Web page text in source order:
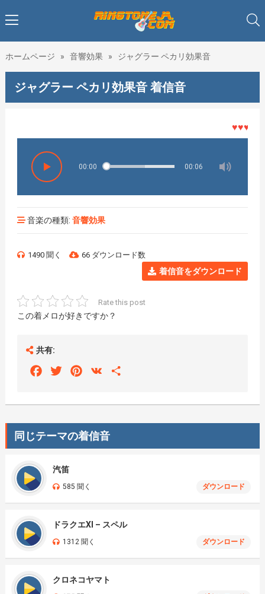
ホームページ » 音響効果 » ジャグラー ペカリ効果音
ジャグラー ペカリ効果音 着信音
♥♥♥着メ
00:00 00:06
音楽の種類: 音響効果
1490 聞く 66 ダウンロード数
着信音をダウンロード
Rate this post
この着メロが好きですか？
共有:
FacebookTwitterPinterest
VK
同じテーマの着信音
汽笛
585 聞く ダウンロード
ドラクエXI – スペル
1312 聞く ダウンロード
クロネコヤマト